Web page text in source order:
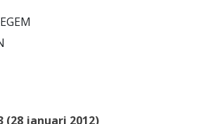
(28 januari 2012)